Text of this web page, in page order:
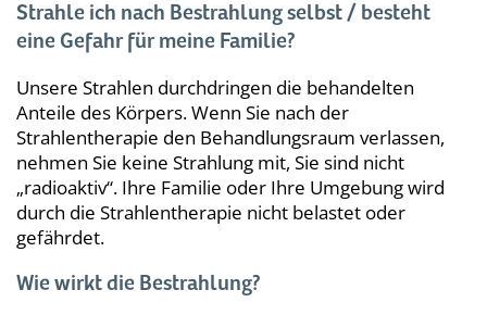
Strahle ich nach Bestrahlung selbst / besteht
eine Gefahr für meine Familie?
Unsere Strahlen durchdringen die behandelten
Anteile des Körpers. Wenn Sie nach der
Strahlentherapie den Behandlungsraum verlassen,
nehmen Sie keine Strahlung mit, Sie sind nicht
„radioaktiv“. Ihre Familie oder Ihre Umgebung wird
durch die Strahlentherapie nicht belastet oder
gefährdet.
Wie wirkt die Bestrahlung?